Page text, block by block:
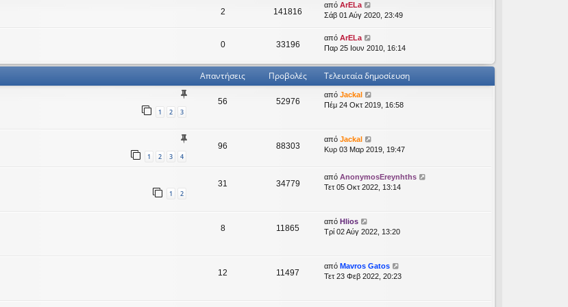
2 141816
από ArELa
Σάβ 01 Αύγ 2020, 23:49
0 33196
από ArELa
Παρ 25 Ιουν 2010, 16:14
Απαντήσεις Προβολές Τελευταία δημοσίευση
1 2 3
56 52976
από Jackal
Πέμ 24 Οκτ 2019, 16:58
1 2 3 4
96 88303
από Jackal
Κυρ 03 Μαρ 2019, 19:47
1 2
31 34779
από AnonymosEreynhths
Τετ 05 Οκτ 2022, 13:14
8 11865
από Hlios
Τρί 02 Αύγ 2022, 13:20
12 11497
από Mavros Gatos
Τετ 23 Φεβ 2022, 20:23